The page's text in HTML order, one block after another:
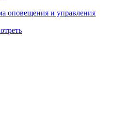
оповещения и управления